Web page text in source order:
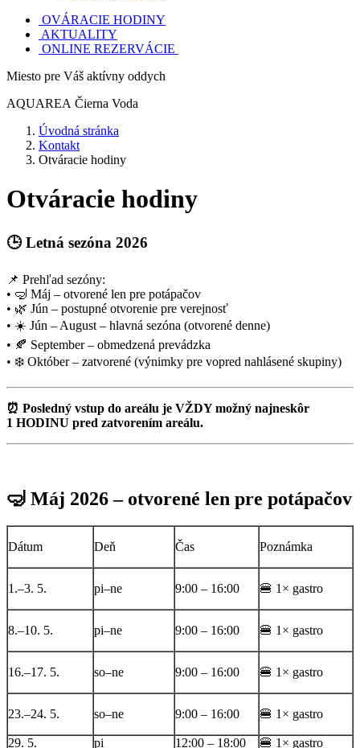
OVÁRACIE HODINY
AKTUALITY
ONLINE REZERVÁCIE
Miesto pre Váš aktívny oddych
AQUAREA Čierna Voda
Úvodná stránka
Kontakt
Otváracie hodiny
Otváracie hodiny
🕒 Letná sezóna 2026
📌 Prehľad sezóny:
• 🤿 Máj – otvorené len pre potápačov
• 🌿 Jún – postupné otvorenie pre verejnosť
• ☀️ Jún – August – hlavná sezóna (otvorené denne)
• 🍂 September – obmedzená prevádzka
• ❄️ Október – zatvorené (výnimky pre vopred nahlásené skupiny)
⏰ Posledný vstup do areálu je VŽDY možný najneskôr
1 HODINU pred zatvorením areálu.
🤿 Máj 2026 – otvorené len pre potápačov
Dátum Deň Čas Poznámka
1.–3. 5. pi–ne 9:00 – 16:00 🍔 1× gastro
8.–10. 5. pi–ne 9:00 – 16:00 🍔 1× gastro
16.–17. 5. so–ne 9:00 – 16:00 🍔 1× gastro
23.–24. 5. so–ne 9:00 – 16:00 🍔 1× gastro
29. 5. pi 12:00 – 18:00 🍔 1× gastro